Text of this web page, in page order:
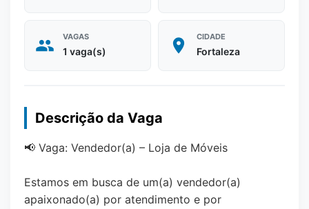
VAGAS
1 vaga(s)
CIDADE
Fortaleza
Descrição da Vaga
📢 Vaga: Vendedor(a) – Loja de Móveis
Estamos em busca de um(a) vendedor(a)
apaixonado(a) por atendimento e por